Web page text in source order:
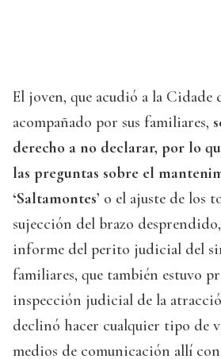
El joven, que acudió a la Cidade
acompañado por sus familiares,
derecho a no declarar, por lo
las preguntas sobre el
‘Saltamontes’ o el ajuste de los
sujección del brazo desprendido,
informe del perito judicial del
familiares, que también estuvo
inspección judicial de la
declinó hacer cualquier tipo de
medios de comunicación allí